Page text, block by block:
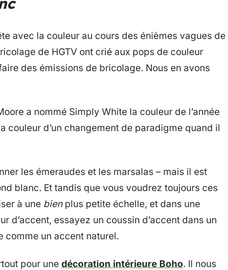
avec la couleur au cours des énièmes vagues de
de HGTV ont crié aux pops de couleur
des émissions de bricolage. Nous en avons
a nommé Simply White la couleur de l’année
couleur d’un changement de paradigme quand il
les émeraudes et les marsalas – mais il est
blanc. Et tandis que vous voudrez toujours ces
à une bienplus petite échelle, et dans une
d’accent, essayez un coussin d’accent dans un
comme un accent naturel.
pour une décoration intérieure Boho. Il nous